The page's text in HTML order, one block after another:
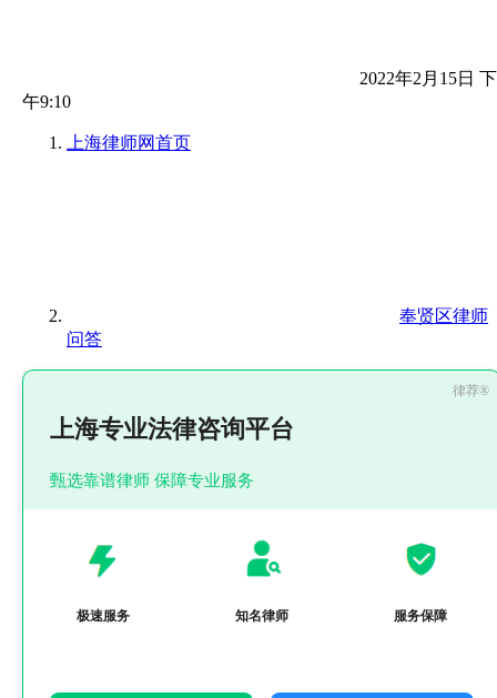
2022年2月15日 下
午9:10
上海律师网首页
奉贤区律师
问答
上海专业法律咨询平台
甄选靠谱律师 保障专业服务
极速服务 知名律师 服务保障